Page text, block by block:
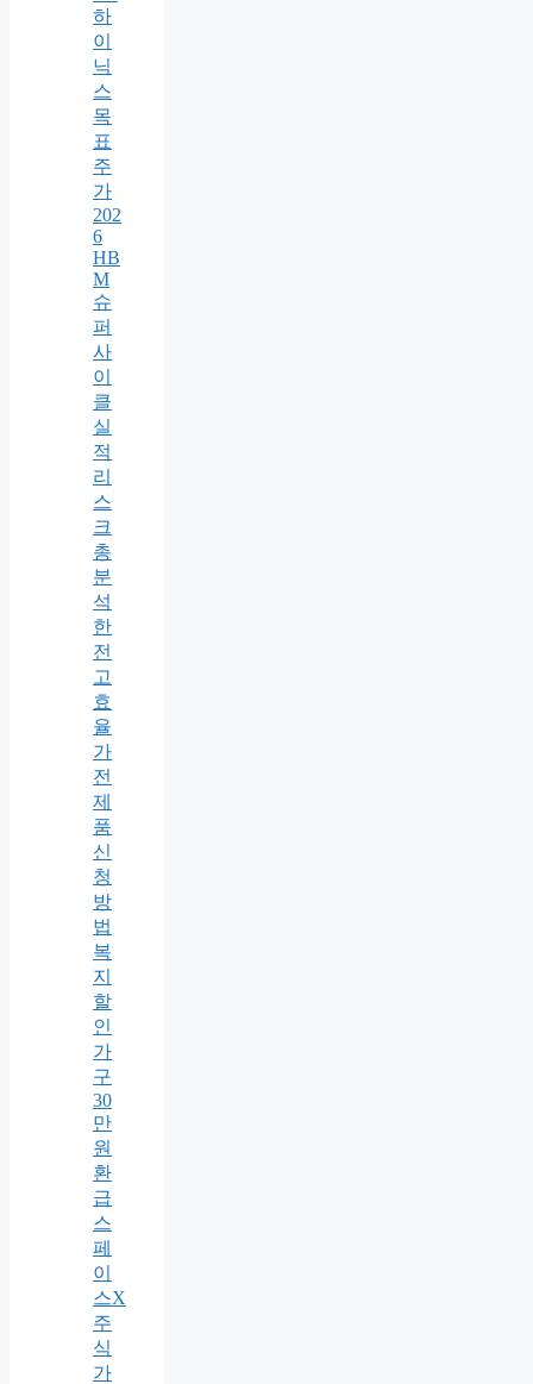
하
이
닉
스
목
표
주
가
202
6
HB
M
슈
퍼
사
이
클
실
적
리
스
크
총
분
석
한
전
고
효
율
가
전
제
품
신
청
방
법
복
지
할
인
가
구
30
만
원
환
급
스
페
이
스X
주
식
가